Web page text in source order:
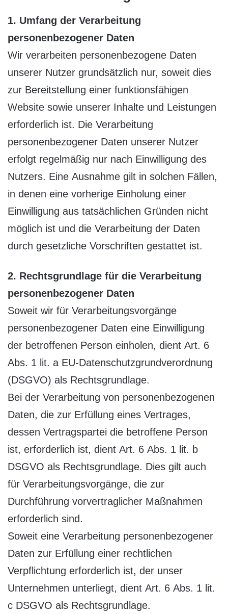
1. Umfang der Verarbeitung
personenbezogener Daten
Wir verarbeiten personenbezogene Daten
unserer Nutzer grundsätzlich nur, soweit dies
zur Bereitstellung einer funktionsfähigen
Website sowie unserer Inhalte und Leistungen
erforderlich ist. Die Verarbeitung
personenbezogener Daten unserer Nutzer
erfolgt regelmäßig nur nach Einwilligung des
Nutzers. Eine Ausnahme gilt in solchen Fällen,
in denen eine vorherige Einholung einer
Einwilligung aus tatsächlichen Gründen nicht
möglich ist und die Verarbeitung der Daten
durch gesetzliche Vorschriften gestattet ist.
2. Rechtsgrundlage für die Verarbeitung
personenbezogener Daten
Soweit wir für Verarbeitungsvorgänge
personenbezogener Daten eine Einwilligung
der betroffenen Person einholen, dient Art. 6
Abs. 1 lit. a EU-Datenschutzgrundverordnung
(DSGVO) als Rechtsgrundlage.
Bei der Verarbeitung von personenbezogenen
Daten, die zur Erfüllung eines Vertrages,
dessen Vertragspartei die betroffene Person
ist, erforderlich ist, dient Art. 6 Abs. 1 lit. b
DSGVO als Rechtsgrundlage. Dies gilt auch
für Verarbeitungsvorgänge, die zur
Durchführung vorvertraglicher Maßnahmen
erforderlich sind.
Soweit eine Verarbeitung personenbezogener
Daten zur Erfüllung einer rechtlichen
Verpflichtung erforderlich ist, der unser
Unternehmen unterliegt, dient Art. 6 Abs. 1 lit.
c DSGVO als Rechtsgrundlage.